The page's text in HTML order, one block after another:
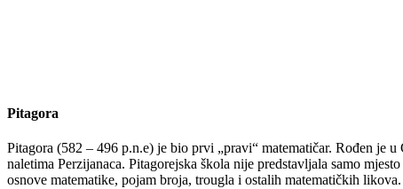
Pitagora
Pitagora (582 – 496 p.n.e) je bio prvi „pravi“ matematičar. Rođen je
naletima Perzijanaca. Pitagorejska škola nije predstavljala samo
osnove matematike, pojam broja, trougla i ostalih matematičkih likova.